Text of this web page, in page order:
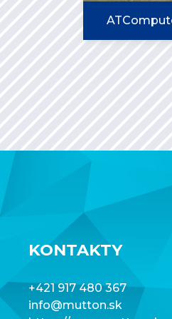
KONTAKTY
+421 917 480 367
info@mutton.sk